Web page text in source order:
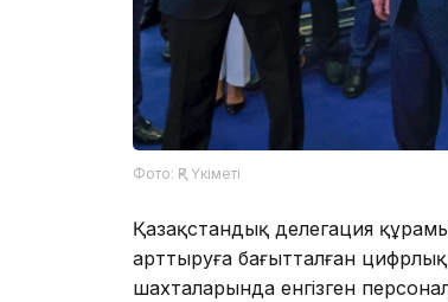
Фото: ҚР Үкіметі
Қазақстандық делегация
арттыруға бағытталған
шахталарында енгізген